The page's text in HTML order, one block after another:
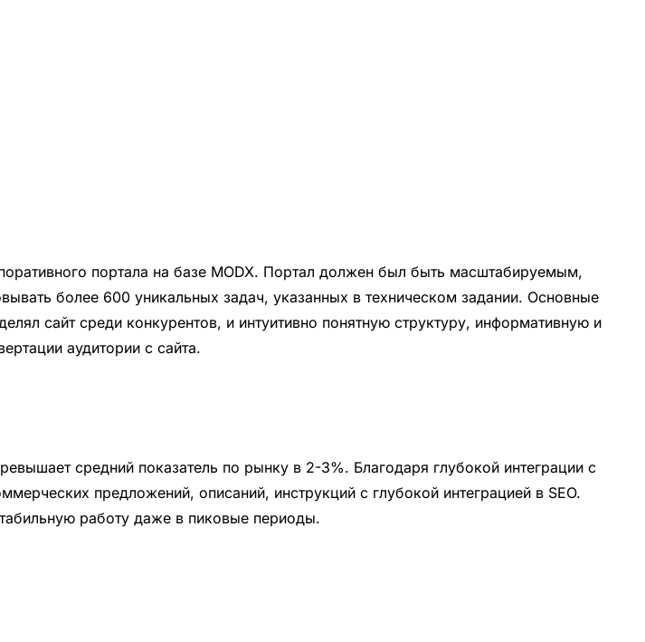
портала на базе MODX. Портал должен был быть масштабируемым,
более 600 уникальных задач, указанных в техническом задании. Основные
сайт среди конкурентов, и интуитивно понятную структуру, информативную и
аудитории с сайта.
средний показатель по рынку в 2-3%. Благодаря глубокой интеграции с
предложений, описаний, инструкций с глубокой интеграцией в SEO.
работу даже в пиковые периоды.